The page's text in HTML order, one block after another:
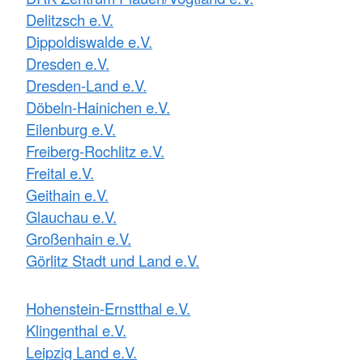
Delitzsch e.V.
Dippoldiswalde e.V.
Dresden e.V.
Dresden-Land e.V.
Döbeln-Hainichen e.V.
Eilenburg e.V.
Freiberg-Rochlitz e.V.
Freital e.V.
Geithain e.V.
Glauchau e.V.
Großenhain e.V.
Görlitz Stadt und Land e.V.
Hohenstein-Ernstthal e.V.
Klingenthal e.V.
Leipzig Land e.V.